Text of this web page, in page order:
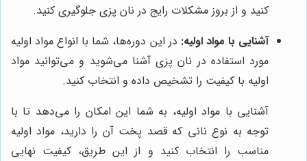
کنید و از بروز مشکلات رایج در نان پزی جلوگیری کنید.
آشنایی با مواد اولیه: در این دوره‌ها، شما با انواع مواد اولیه
مورد استفاده در نان پزی آشنا می‌شوید و می‌توانید مواد
اولیه با کیفیت را تشخیص داده و انتخاب کنید.
آشنایی با مواد اولیه، به شما این امکان را می‌دهد تا با
توجه به نوع نانی که قصد پخت آن را دارید، مواد اولیه
مناسب را انتخاب کنید و از این طریق، کیفیت نهایی